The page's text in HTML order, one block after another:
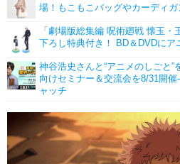
場！もこもこバッグやカーディガ
「劇場版総集編 呪術廻戦 懐玉・
下ろし特典付き！ BD＆DVDにア
神谷浩史さんと“アニメのしごと
向けセミナー＆交流会を8/31開
ャッチ